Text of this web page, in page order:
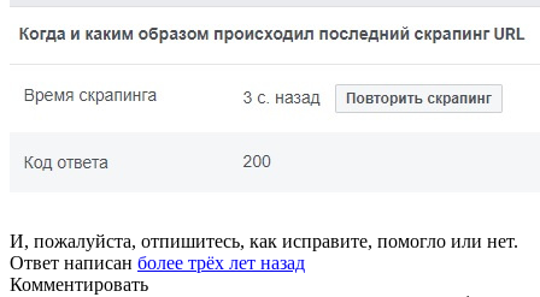
И, пожалуйста, отпишитесь, как исправите, помогло или нет.
Ответ написан более трёх лет назад
Комментировать